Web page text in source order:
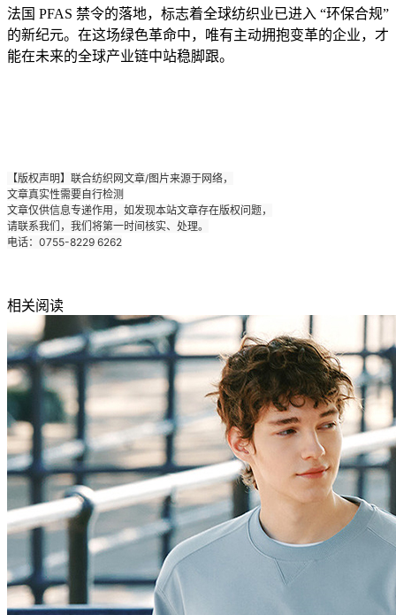
法国 PFAS 禁令的落地，标志着全球纺织业已进入 “环保合规”
的新纪元。在这场绿色革命中，唯有主动拥抱变革的企业，才
能在未来的全球产业链中站稳脚跟。
【版权声明】联合纺织网文章/图片来源于网络，
文章真实性需要自行检测
文章仅供信息专递作用，如发现本站文章存在版权问题，
请联系我们，我们将第一时间核实、处理。
电话：0755-8229 6262
相关阅读